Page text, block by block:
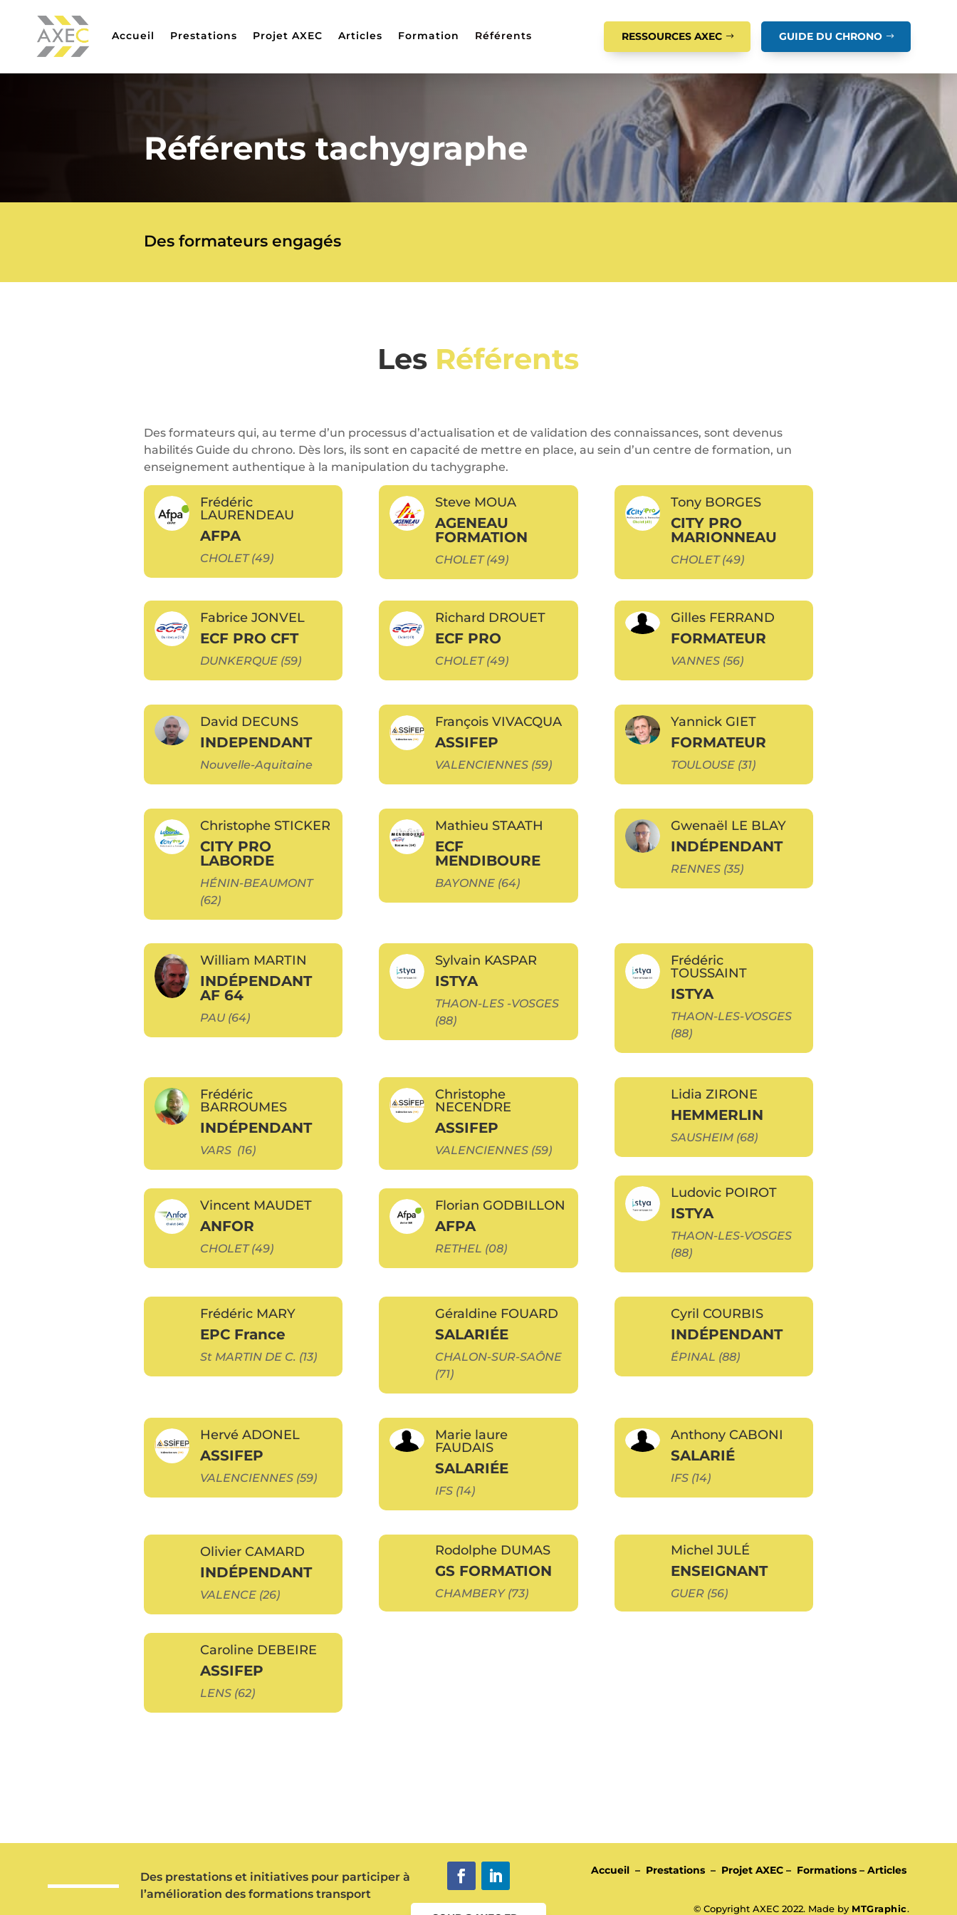
Accueil Prestations Projet AXEC Articles Formation Référents RESSOURCES AXEC GUIDE DU CHRONO
Référents tachygraphe
Des formateurs engagés
Les Référents
Des formateurs qui, au terme d’un processus d’actualisation et de validation des connaissances, sont devenus
habilités Guide du chrono. Dès lors, ils sont en capacité de mettre en place, au sein d’un centre de formation, un
enseignement authentique à la manipulation du tachygraphe.
Frédéric
LAURENDEAU
AFPA
CHOLET (49)
Steve MOUA
AGENEAU
FORMATION
CHOLET (49)
Tony BORGES
CITY PRO
MARIONNEAU
CHOLET (49)
Fabrice JONVEL
ECF PRO CFT
DUNKERQUE (59)
Richard DROUET
ECF PRO
CHOLET (49)
Gilles FERRAND
FORMATEUR
VANNES (56)
David DECUNS
INDEPENDANT
Nouvelle-Aquitaine
François VIVACQUA
ASSIFEP
VALENCIENNES (59)
Yannick GIET
FORMATEUR
TOULOUSE (31)
Christophe STICKER
CITY PRO
LABORDE
HÉNIN-BEAUMONT
(62)
Mathieu STAATH
ECF
MENDIBOURE
BAYONNE (64)
Gwenaël LE BLAY
INDÉPENDANT
RENNES (35)
William MARTIN
INDÉPENDANT
AF 64
PAU (64)
Sylvain KASPAR
ISTYA
THAON-LES -VOSGES
(88)
Frédéric
TOUSSAINT
ISTYA
THAON-LES-VOSGES
(88)
Frédéric
BARROUMES
INDÉPENDANT
VARS (16)
Vincent MAUDET
ANFOR
CHOLET (49)
Christophe
NECENDRE
ASSIFEP
VALENCIENNES (59)
Florian GODBILLON
AFPA
RETHEL (08)
Lidia ZIRONE
HEMMERLIN
SAUSHEIM (68)
Ludovic POIROT
ISTYA
THAON-LES-VOSGES
(88)
Frédéric MARY
EPC France
St MARTIN DE C. (13)
Géraldine FOUARD
SALARIÉE
CHALON-SUR-SAÔNE
(71)
Cyril COURBIS
INDÉPENDANT
ÉPINAL (88)
Hervé ADONEL
ASSIFEP
VALENCIENNES (59)
Marie laure
FAUDAIS
SALARIÉE
IFS (14)
Anthony CABONI
SALARIÉ
IFS (14)
Olivier CAMARD
INDÉPENDANT
VALENCE (26)
Caroline DEBEIRE
ASSIFEP
LENS (62)
Rodolphe DUMAS
GS FORMATION
CHAMBERY (73)
Michel JULÉ
ENSEIGNANT
GUER (56)
Des prestations et initiatives pour participer à
l’amélioration des formations transport
Accueil– Prestations– Projet AXEC– Formations– Articles
© Copyright AXEC 2022. Made by MTGraphic.